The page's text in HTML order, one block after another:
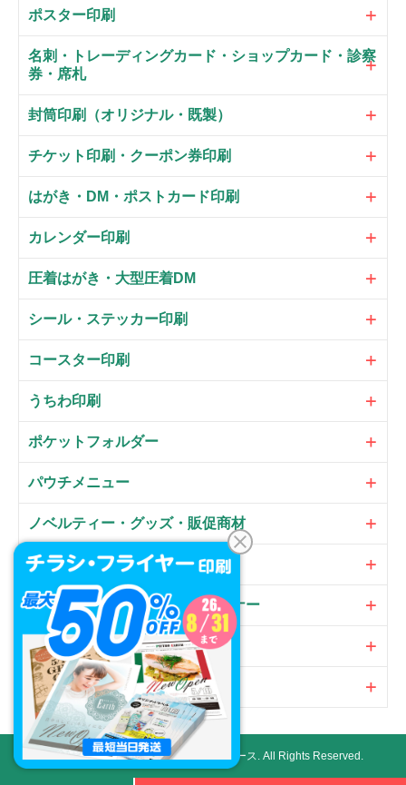
ポスター印刷
名刺・トレーディングカード・ショップカード・診察
券・席札
封筒印刷（オリジナル・既製）
チケット印刷・クーポン券印刷
はがき・DM・ポストカード印刷
カレンダー印刷
圧着はがき・大型圧着DM
シール・ステッカー印刷
コースター印刷
うちわ印刷
ポケットフォルダー
パウチメニュー
ノベルティー・グッズ・販促商材
大判パネル・サイン・POP
のぼり・フラッグ・横断幕・バナー
オプション
加工
Copyright ©ネット印刷通販プリントアース. All Rights Reserved.